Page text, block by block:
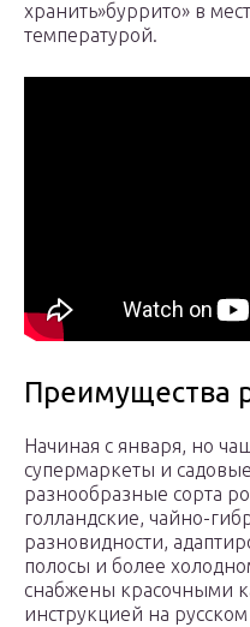
хранить»буррито» в
температурой.
Преимущества
Начиная с января, но
супермаркеты и
разнообразные сорта
голландские, чайно-
разновидности,
полосы и более
снабжены красочными
инструкцией на